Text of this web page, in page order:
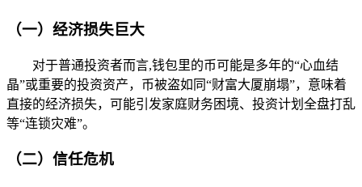
（一）经济损失巨大
对于普通投资者而言,钱包里的币可能是多年的“心血结
晶”或重要的投资资产，币被盗如同“财富大厦崩塌”，意味着
直接的经济损失，可能引发家庭财务困境、投资计划全盘打乱
等“连锁灾难”。
（二）信任危机